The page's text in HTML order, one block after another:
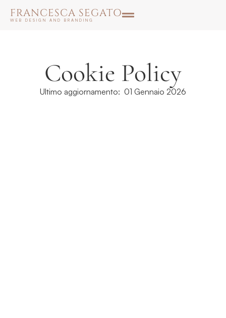
FRANCESCA SEGATO
WEB DESIGN AND BRANDING
Cookie Policy
Ultimo aggiornamento: 01 Gennaio 2026